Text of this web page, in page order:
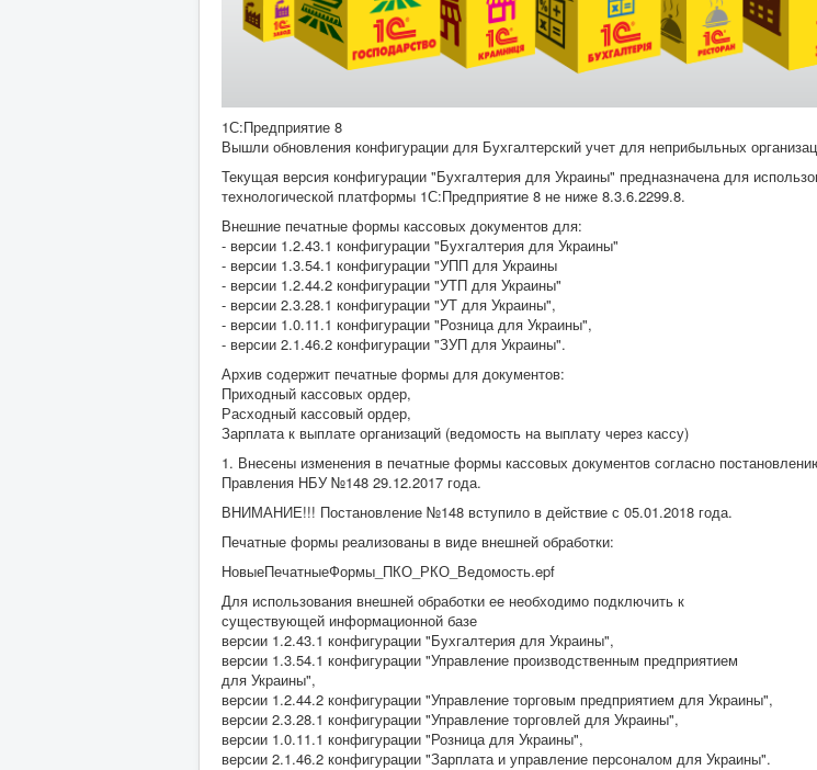
1С:Предприятие 8
Вышли обновления конфигурации для Бухгалтерский учет для неприбыльных
Текущая версия конфигурации "Бухгалтерия для Украины" предназначена для
технологической платформы 1С:Предприятие 8 не ниже 8.3.6.2299.8.
Внешние печатные формы кассовых документов для:
- версии 1.2.43.1 конфигурации "Бухгалтерия для Украины"
- версии 1.3.54.1 конфигурации "УПП для Украины
- версии 1.2.44.2 конфигурации "УТП для Украины"
- версии 2.3.28.1 конфигурации "УТ для Украины",
- версии 1.0.11.1 конфигурации "Розница для Украины",
- версии 2.1.46.2 конфигурации "ЗУП для Украины".
Архив содержит печатные формы для документов:
Приходный кассовых ордер,
Расходный кассовый ордер,
Зарплата к выплате организаций (ведомость на выплату через кассу)
1. Внесены изменения в печатные формы кассовых документов согласно
Правления НБУ №148 29.12.2017 года.
ВНИМАНИЕ!!! Постановление №148 вступило в действие с 05.01.2018 года.
Печатные формы реализованы в виде внешней обработки:
НовыеПечатныеФормы_ПКО_РКО_Ведомость.epf
Для использования внешней обработки ее необходимо подключить к
существующей информационной базе
версии 1.2.43.1 конфигурации "Бухгалтерия для Украины",
версии 1.3.54.1 конфигурации "Управление производственным предприятием
для Украины",
версии 1.2.44.2 конфигурации "Управление торговым предприятием для Украины",
версии 2.3.28.1 конфигурации "Управление торговлей для Украины",
версии 1.0.11.1 конфигурации "Розница для Украины",
версии 2.1.46.2 конфигурации "Зарплата и управление персоналом для Украины".